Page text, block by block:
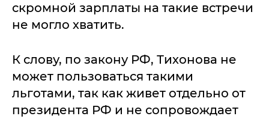
скромной зарплаты на такие встречи
не могло хватить.
К слову, по закону РФ, Тихонова не
может пользоваться такими
льготами, так как живет отдельно от
президента РФ и не сопровождает